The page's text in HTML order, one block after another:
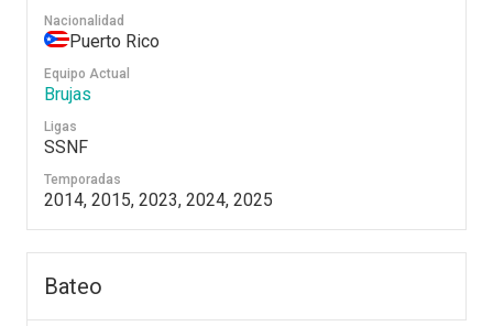
Nacionalidad
Puerto Rico
Equipo Actual
Brujas
Ligas
SSNF
Temporadas
2014, 2015, 2023, 2024, 2025
Bateo